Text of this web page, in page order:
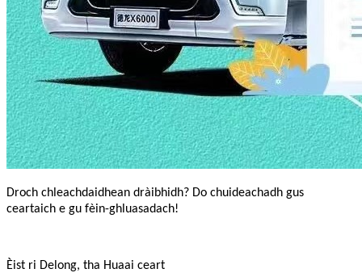
Droch chleachdaidhean dràibhidh? Do chuideachadh gus
ceartaich e gu fèin-ghluasadach!
Èist ri Delong, tha Huaai ceart